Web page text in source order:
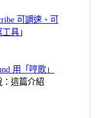
可調速、可
工具 」
用「哼歌」
：這篇介紹